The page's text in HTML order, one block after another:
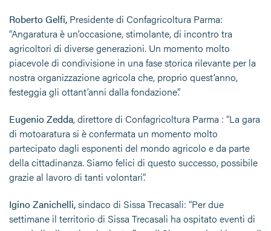
Roberto Gelfi, Presidente di Confagricoltura Parma:
“Angaratura è un’occasione, stimolante, di incontro tra
agricoltori di diverse generazioni. Un momento molto
piacevole di condivisione in una fase storica rilevante per la
nostra organizzazione agricola che, proprio quest’anno,
festeggia gli ottant’anni dalla fondazione”.
Eugenio Zedda, direttore di Confagricoltura Parma : “La gara
di motoaratura si è confermata un momento molto
partecipato dagli esponenti del mondo agricolo e da parte
della cittadinanza. Siamo felici di questo successo, possibile
grazie al lavoro di tanti volontari”.
Igino Zanichelli,sindaco di Sissa Trecasali: “Per due
settimane il territorio di Sissa Trecasali ha ospitato eventi di